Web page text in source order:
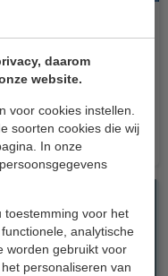
daarom
website.
voor cookies instellen.
soorten cookies die wij
In onze
toestemming voor het
analytische
worden gebruikt voor
personaliseren van
Veilig Dag
van meer dan